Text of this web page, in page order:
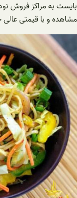
بایست به مراکز فروش
مشاهده و با قیمتی عالی